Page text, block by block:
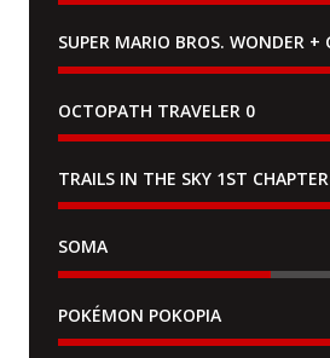
OCTOPATH TRAVELER 0
TRAILS IN THE SKY 1ST CHAPTER
SOMA
POKÉMON POKOPIA